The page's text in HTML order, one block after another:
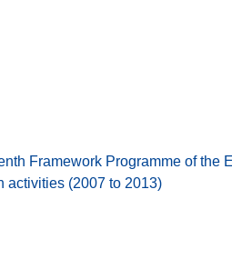
Framework Programme of the
activities (2007 to 2013)